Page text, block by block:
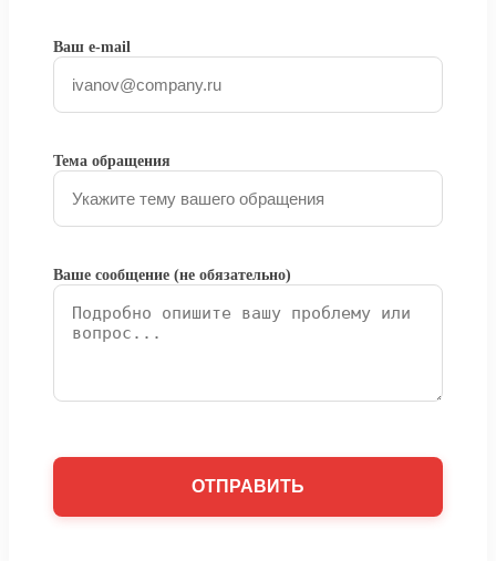
Ваш e-mail
Тема обращения
Ваше сообщение (не обязательно)